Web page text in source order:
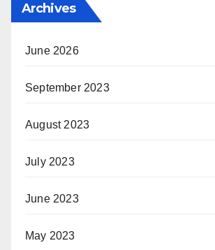
Archives
June 2026
September 2023
August 2023
July 2023
June 2023
May 2023